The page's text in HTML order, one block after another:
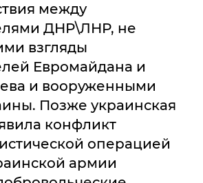
между
ДНР\ЛНР, не
взгляды
Евромайдана и
и вооруженными
Позже украинская
конфликт
операцией
армии